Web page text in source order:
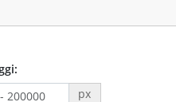
px